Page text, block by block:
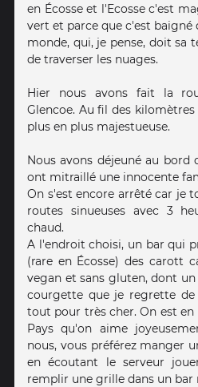
en Écosse et l'Ecosse c'est
vert et parce que c'est baigné
monde, qui, je pense, doit sa
de traverser les nuages.
Hier nous avons fait la
Glencoe. Au fil des
plus en plus majestueuse.
Nous avons déjeuné au bord
ont mitraillé une innocente
On s'est encore arrêté car je
routes sinueuses avec 3
chaud.
A l'endroit choisi, un bar qui
(rare en Écosse) des carott
vegan et sans gluten, dont
courgette que je regrette
tout pour très cher. On est en
Pays qu'on aime
nous, vous préférez manger
en écoutant le serveur
remplir une grille dans un bar